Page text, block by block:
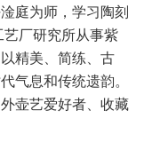
庭为师，学习陶刻
厂研究所从事紫
精美、简练、古
气息和传统遗韵。
壶艺爱好者、收藏